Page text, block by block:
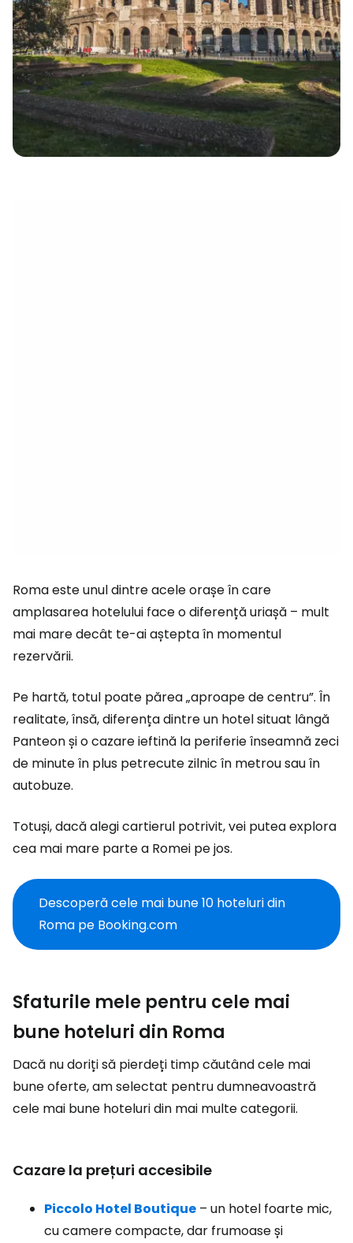
Roma este unul dintre acele orașe în care
amplasarea hotelului face o diferență uriașă – mult
mai mare decât te-ai aștepta în momentul
rezervării.
Pe hartă, totul poate părea „aproape de centru”. În
realitate, însă, diferența dintre un hotel situat lângă
Panteon și o cazare ieftină la periferie înseamnă zeci
de minute în plus petrecute zilnic în metrou sau în
autobuze.
Totuși, dacă alegi cartierul potrivit, vei putea explora
cea mai mare parte a Romei pe jos.
Descoperă cele mai bune 10 hoteluri din
Roma pe Booking.com
Sfaturile mele pentru cele mai
bune hoteluri din Roma
Dacă nu doriți să pierdeți timp căutând cele mai
bune oferte, am selectat pentru dumneavoastră
cele mai bune hoteluri din mai multe categorii.
Cazare la prețuri accesibile
Piccolo Hotel Boutique – un hotel foarte mic,
cu camere compacte, dar frumoase și